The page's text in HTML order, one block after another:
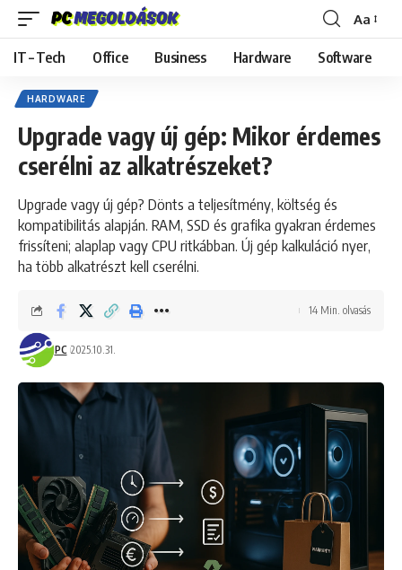
Font
Resizer
Aa
IT – Tech Office Business Hardware Software
HARDWARE
Upgrade vagy új gép: Mikor érdemes
cserélni az alkatrészeket?
Upgrade vagy új gép? Dönts a teljesítmény, költség és
kompatibilitás alapján. RAM, SSD és grafika gyakran érdemes
frissíteni; alaplap vagy CPU ritkábban. Új gép kalkuláció nyer,
ha több alkatrészt kell cserélni.
PC 2025.10.31.
14 Min. olvasás